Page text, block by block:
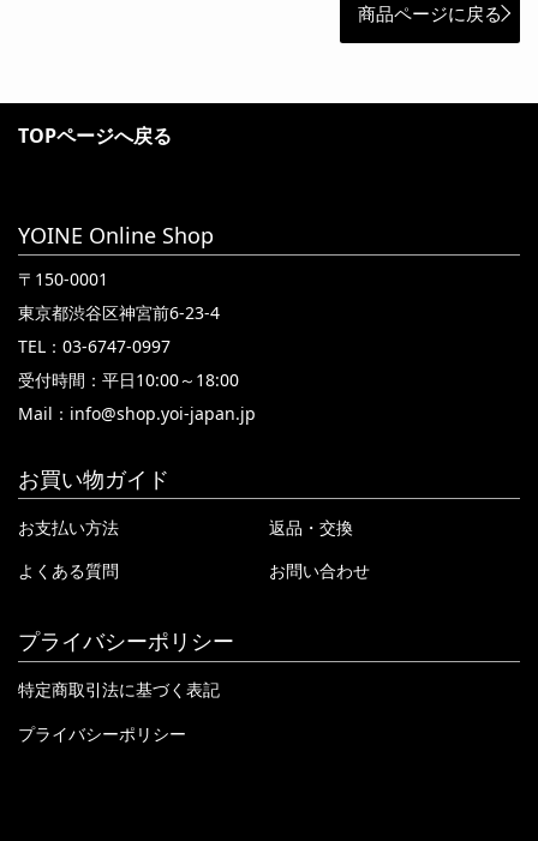
商品ページに戻る
TOPページへ戻る
YOINE Online Shop
〒150-0001
東京都渋谷区神宮前6-23-4
TEL：03-6747-0997
受付時間：平日10:00～18:00
Mail： info@shop.yoi-japan.jp
お買い物ガイド
お支払い方法
返品・交換
よくある質問
お問い合わせ
プライバシーポリシー
特定商取引法に基づく表記
プライバシーポリシー